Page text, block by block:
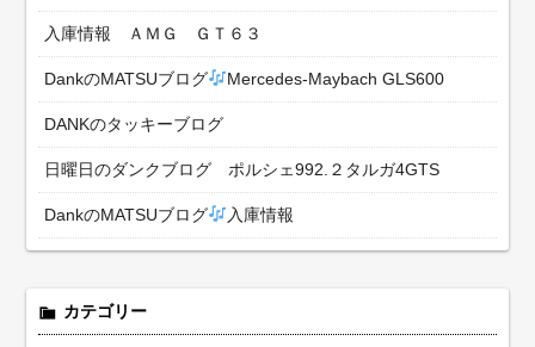
入庫情報 ＡＭＧ ＧＴ６３
DankのMATSUブログ Mercedes-Maybach GLS600
DANKのタッキーブログ
日曜日のダンクブログ ポルシェ992.２タルガ4GTS
DankのMATSUブログ 入庫情報
カテゴリー